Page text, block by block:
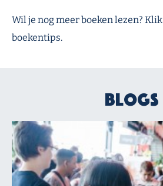
Wil je nog meer boeken lezen? Klik
boekentips.
Blogs